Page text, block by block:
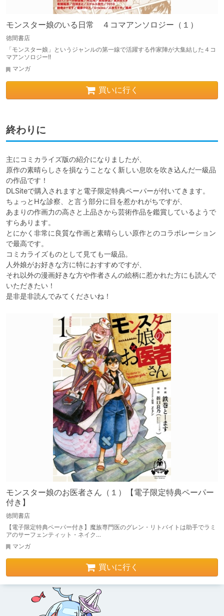
モンスター娘のいる日常 ４コマアンソロジー（１）
徳間書店
「モンスター娘」というジャンルの第一線で活躍する作家陣が大集結した４コ
マアンソロジー!!
マンガ
買いに行く
終わりに
主にコミカライズ版の紹介になりましたが、
原作の素晴らしさを損なうことなく新しい息吹を吹き込んだ一級品
の作品です！
DLSiteで購入されますと電子限定特典ペーパーが付いてきます。
ちょっとHな診察、と言う部分に目を惹かれがちですが、
あまりの作画力の高さと上品さから芸術作品を鑑賞しているようで
すらあります。
とにかく非常に良質な作画と素晴らしい原作とのコラボレーション
で最高です。
コミカライズものとして見ても一級品。
人外娘がお好きな方に特におすすめですが、
それ以外の漫画好きな方や作者さんの絵柄に惹かれた方にも読んで
いただきたい！
モンスター娘のお医者さん（１）【電子限定特典ペーパー
付き】
徳間書店
【電子限定特典ペーパー付き】魔族専門医のグレン・リトバイトは助手でラミ
アのサーフェンティット・ネイク…
マンガ
買いに行く